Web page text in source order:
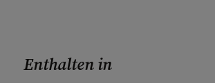
Enthalten in